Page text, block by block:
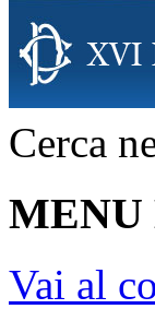
Cerca
MENU
Vai al